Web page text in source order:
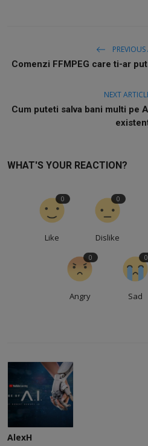
Comenzi FFMPEG care ti-ar
NEXT
Cum puteti salva bani multi pe
WHAT'S YOUR REACTION?
Like
0
Dislike
0
Angry
0
Sad
0
AlexH